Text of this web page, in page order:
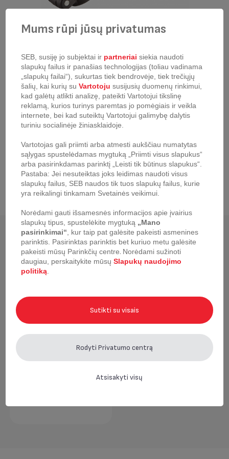
Česnakų spaustukas Tefal Ingenio
produkto kodas:K2072614
Efektyvi spaudimo sistema, su kuria be vargo suspausite česnakus.
Išradingai sukurtas visapusis, naujas, aukščiausios kokybės „Tefal“
įrankių asortimentas. Kur kas praktiškiau nei jūsų abi rankos!
Neseniai žiūrėta
Mums rūpi jūsų privatumas
SEB, susiję jo subjektai ir partneriai siekia naudoti
slapukų failus ir panašias technologijas (toliau vadinama
„slapukų failai“), sukurtas tiek bendrovėje, tiek trečiųjų
šalių, kai kurių su Vartotoju susijusių duomenų rinkimui,
kad galėtų atlikti analizę, pateikti Vartotojui tikslinę
reklamą, kurios turinys paremtas jo pomėgiais ir veikla
internete, bei kad suteiktų Vartotojui galimybę dalytis
turiniu socialinėje žiniasklaidoje.
Vartotojas gali priimti arba atmesti aukščiau numatytas
sąlygas spustelėdamas mygtuką „Priimti visus slapukus“
arba pasirinkdamas parinktį „Leisti tik būtinus slapukus“.
Pastaba: Jei nesuteiktas joks leidimas naudoti visus
slapukų failus, SEB naudos tik tuos slapukų failus, kurie
yra reikalingi tinkamam Svetainės veikimui.
Norėdami gauti išsamesnės informacijos apie įvairius
slapukų tipus, spustelėkite mygtuką „Mano
pasirinkimai“ , kur taip pat galėsite pakeisti asmenines
parinktis. Pasirinktas parinktis bet kuriuo metu galėsite
pakeisti mūsų Parinkčių centre. Norėdami sužinoti
daugiau, perskaitykite mūsų Slapukų naudojimo
politiką
Sutikti su visais
Rodyti Privatumo centrą
Atsisakyti visų